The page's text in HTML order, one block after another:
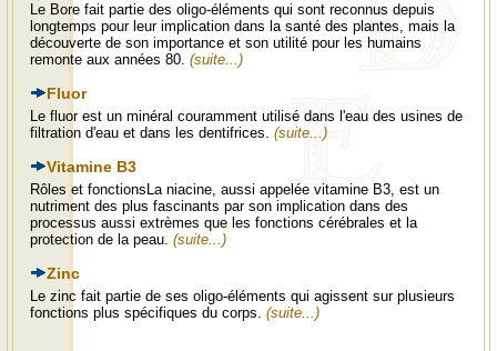
Le Bore fait partie des oligo-éléments qui sont reconnus depuis
longtemps pour leur implication dans la santé des plantes, mais la
découverte de son importance et son utilité pour les humains
remonte aux années 80. (suite...)
Fluor
Le fluor est un minéral couramment utilisé dans l'eau des usines de
filtration d'eau et dans les dentifrices. (suite...)
Vitamine B3
Rôles et fonctionsLa niacine, aussi appelée vitamine B3, est un
nutriment des plus fascinants par son implication dans des
processus aussi extrèmes que les fonctions cérébrales et la
protection de la peau. (suite...)
Zinc
Le zinc fait partie de ses oligo-éléments qui agissent sur plusieurs
fonctions plus spécifiques du corps. (suite...)